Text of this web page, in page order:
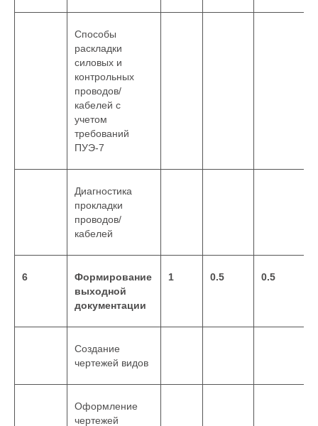
Способы
раскладки
силовых и
контрольных
проводов/
кабелей с
учетом
требований
ПУЭ-7
Диагностика
прокладки
проводов/
кабелей
6
Формирование
выходной
документации
1 0.5 0.5
Создание
чертежей видов
Оформление
чертежей